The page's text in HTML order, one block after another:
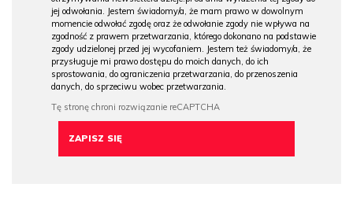
jej odwołania. Jestem świadomy/a, że mam prawo w dowolnym
momencie odwołać zgodę oraz że odwołanie zgody nie wpływa na
zgodność z prawem przetwarzania, którego dokonano na podstawie
zgody udzielonej przed jej wycofaniem. Jestem też świadomy/a, że
przysługuje mi prawo dostępu do moich danych, do ich
sprostowania, do ograniczenia przetwarzania, do przenoszenia
danych, do sprzeciwu wobec przetwarzania.